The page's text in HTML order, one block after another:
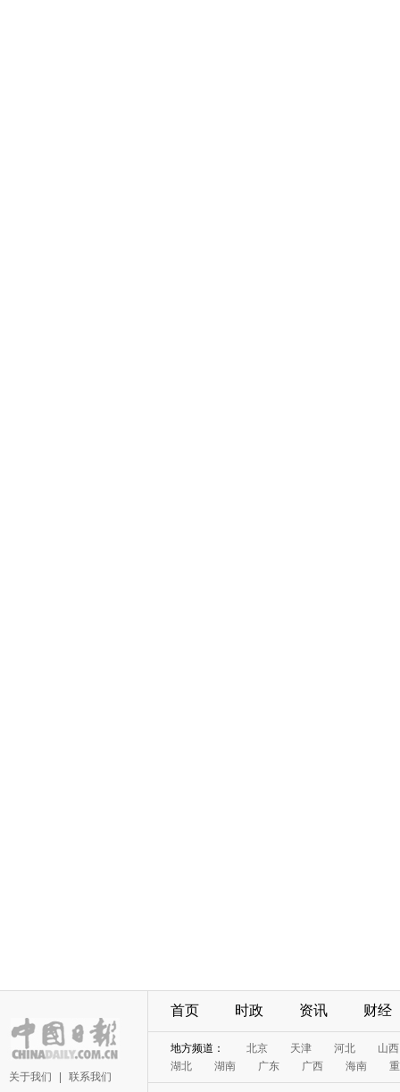
关于我们 联系我们
首页 时政 资讯 财经
地方频道： 北京 天津 河北
山西
湖北
湖南 广东 广西 海南